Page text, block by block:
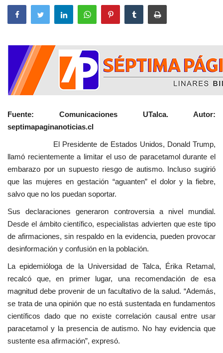
Fuente: Comunicaciones UTalca. Autor:
septimapaginanoticias.cl
El Presidente de Estados Unidos, Donald Trump,
llamó recientemente a limitar el uso de paracetamol durante el
embarazo por un supuesto riesgo de autismo. Incluso sugirió
que las mujeres en gestación “aguanten” el dolor y la fiebre,
salvo que no los puedan soportar.
Sus declaraciones generaron controversia a nivel mundial.
Desde el ámbito científico, especialistas advierten que este tipo
de afirmaciones, sin respaldo en la evidencia, pueden provocar
desinformación y confusión en la población.
La epidemióloga de la Universidad de Talca, Érika Retamal,
recalcó que, en primer lugar, una recomendación de esa
magnitud debe provenir de un facultativo de la salud. “Además,
se trata de una opinión que no está sustentada en fundamentos
científicos dado que no existe correlación causal entre usar
paracetamol y la presencia de autismo. No hay evidencia que
sustente esa afirmación”, expresó.